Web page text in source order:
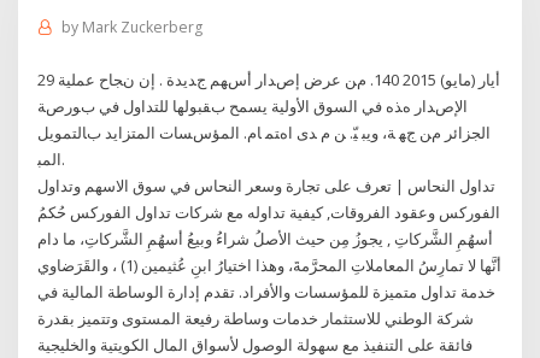
by Mark Zuckerberg
29 أيار (مايو) 2015 140. ﻡﻦ ﻋﺮض إﺹﺪار أﺱﻬﻢ ﺝﺪﻳﺪة . إن ﻥﺠﺎح ﻋﻤﻠﻴﺔ
اﻹﺹﺪار هﺬﻩ ﻓﻲ اﻟﺴﻮق اﻷوﻟﻴﺔ ﻳﺴﻤﺢ ﺏﻘﺒﻮﻟﻬﺎ ﻟﻠﺘﺪاول ﻓﻲ ﺏﻮرﺹﺔ
اﻟﺠﺰاﺋﺮ ﻡﻦ ﺝﻬ ﺔ، وﻳﺒ ﻴّ. ﻦ ﻡ ﺪى اهﺘﻤ ﺎم. اﻟﻤﺆﺱﺴﺎت اﻟﻤﺘﺰاﻳﺪ ﺏﺎﻟﺘﻤﻮﻳﻞ
اﻟﻤﺒ.
تداول النحاس | تعرف على تجارة وسعر النحاس في سوق الاسهم وتداول
الفوركس وعقود الفروقات, كيفية تداوله مع شركات تداول الفوركس حُكمُ
أسهُمِ الشَّركاتِ , يجوزُ مِن حيث الأصلُ شراءُ وبيعُ أسهُمِ الشَّركاتِ، ما دام
أنَّها لا تمارِسُ المعاملاتِ المحرَّمةَ، وهذا اختيارُ ابنِ عُثيمين (1) ، والقَرَضاوي
خدمة تداول متميزة للمؤسسات والأفراد. تقدم إدارة الوساطة المالية في
شركة الوطني للاستثمار خدمات وساطة رفيعة المستوى وتتميز بقدرة
فائقة على التنفيذ مع سهولة الوصول لأسواق المال الكويتية والخليجية